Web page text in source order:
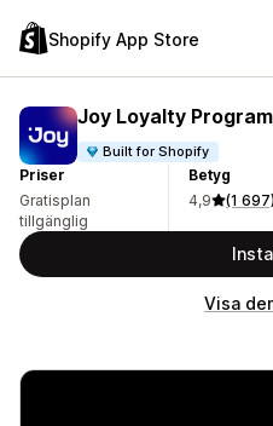
Shopify App Store
Joy Loyalty
Built for Shopify
Priser
Gratisplan
tillgänglig
Betyg
4,9
(1 697)
Visa